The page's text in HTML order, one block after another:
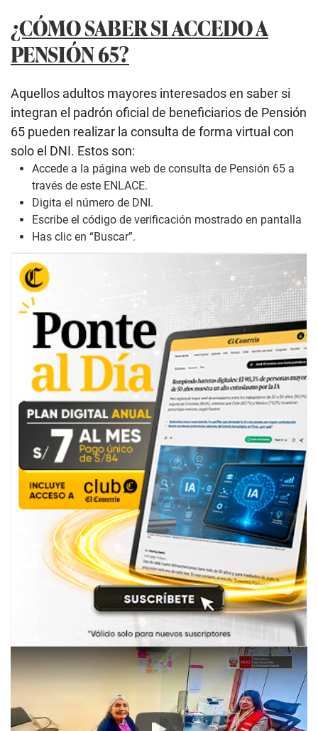
¿CÓMO SABER SI ACCEDO A
PENSIÓN 65?
Aquellos adultos mayores interesados en saber si
integran el padrón oficial de beneficiarios de Pensión
65 pueden realizar la consulta de forma virtual con
solo el DNI. Estos son:
Accede a la página web de consulta de Pensión 65 a
través de este ENLACE.
Digita el número de DNI.
Escribe el código de verificación mostrado en pantalla
Has clic en “Buscar”.